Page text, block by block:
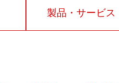
製品・サービス